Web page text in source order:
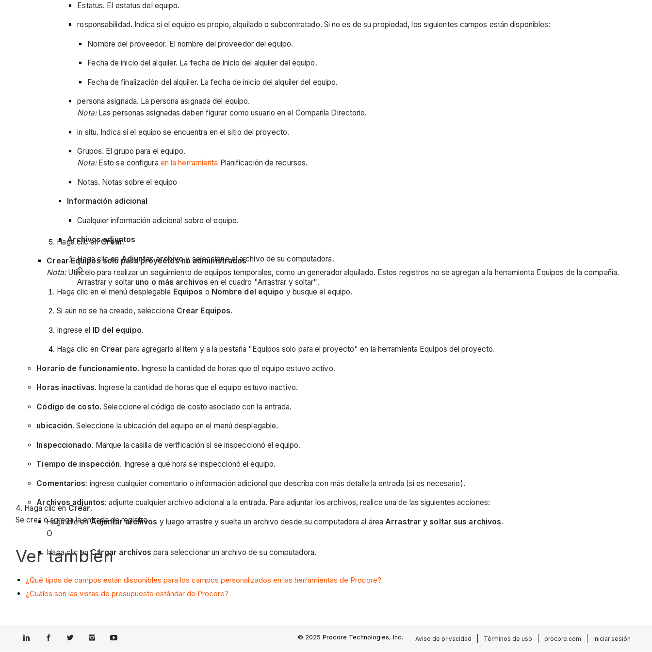
Estatus. El estatus del equipo.
responsabilidad. Indica si el equipo es propio, alquilado o subcontratado. Si no es de su propiedad, los siguientes campos están disponibles:
Nombre del proveedor. El nombre del proveedor del equipo.
Fecha de inicio del alquiler. La fecha de inicio del alquiler del equipo.
Fecha de finalización del alquiler. La fecha de inicio del alquiler del equipo.
persona asignada. La persona asignada del equipo.
Nota:Las personas asignadas deben figurar como usuario en el Compañía Directorio.
in situ. Indica si el equipo se encuentra en el sitio del proyecto.
Grupos. El grupo para el equipo.
Nota:Esto se configura en la herramienta Planificación de recursos.
Notas. Notas sobre el equipo
Información adicional
Cualquier información adicional sobre el equipo.
Archivos adjuntos
Haga clic en Adjuntar archivoy seleccione el archivo de su computadora.
O
Arrastrar y soltar uno o más archivos en el cuadro "Arrastrar y soltar".
Haga clic enCrear.
Crear Equipos solo para proyectos no administrados
Nota:Utilícelo para realizar un seguimiento de equipos temporales, como un generador alquilado. Estos registros no se agregan a la herramienta Equipos de la compañía.
Haga clic en el menú desplegable Equipos o Nombre del equipo y busque el equipo.
Si aún no se ha creado, seleccione Crear Equipos.
Ingrese el ID del equipo.
Haga clic en Crearpara agregarlo al ítem y a la pestaña "Equipos solo para el proyecto" en la herramienta Equipos del proyecto.
Horario de funcionamiento. Ingrese la cantidad de horas que el equipo estuvo activo.
Horas inactivas. Ingrese la cantidad de horas que el equipo estuvo inactivo.
Código de costo. Seleccione el código de costo asociado con la entrada.
ubicación. Seleccione la ubicación del equipo en el menú desplegable.
Inspeccionado. Marque la casilla de verificación si se inspeccionó el equipo.
Tiempo de inspección. Ingrese a qué hora se inspeccionó el equipo.
Comentarios: ingrese cualquier comentario o información adicional que describa con más detalle la entrada (si es necesario).
Archivos adjuntos: adjunte cualquier archivo adicional a la entrada. Para adjuntar los archivos, realice una de las siguientes acciones:
Haga clic enAdjuntar archivos y luego arrastre y suelte un archivo desde su computadora al áreaArrastrar y soltar sus archivos.
O
Haga clic enCargar archivos para seleccionar un archivo de su computadora.
4. Haga clic en Crear.
Se crea o agrega la entrada de registro.
Ver también
¿Qué tipos de campos están disponibles para los campos personalizados en las herramientas de Procore?
¿Cuáles son las vistas de presupuesto estándar de Procore?
© 2025 Procore Technologies, Inc. Aviso de privacidad Términos de uso procore.com Iniciar sesión